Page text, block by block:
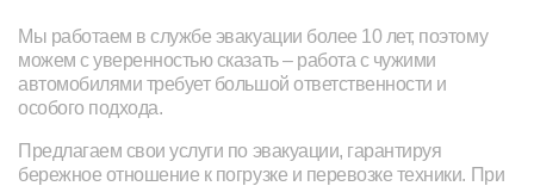
Мы работаем в службе эвакуации более 10 лет, поэтому
можем с уверенностью сказать – работа с чужими
автомобилями требует большой ответственности и
особого подхода.
Предлагаем свои услуги по эвакуации, гарантируя
бережное отношение к погрузке и перевозке техники. При